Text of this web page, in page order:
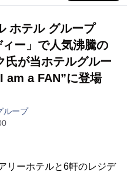
ホテル グループ
ィー」で人気沸騰の
氏が当ホテルグルー
am a FAN”に登場
ループ
リーホテルと6軒のレジデ